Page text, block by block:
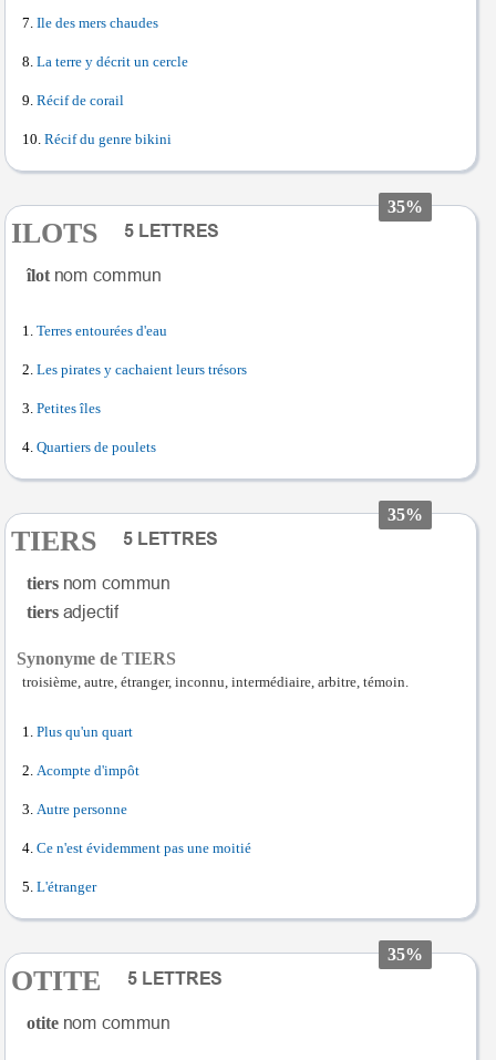
Ile des mers chaudes
La terre y décrit un cercle
Récif de corail
Récif du genre bikini
35%
ILOTS
îlot
Terres entourées d'eau
Les pirates y cachaient leurs trésors
Petites îles
Quartiers de poulets
35%
TIERS
tiers
tiers
Synonyme de TIERS
troisième, autre, étranger, inconnu, intermédiaire, arbitre, témoin.
Plus qu'un quart
Acompte d'impôt
Autre personne
Ce n'est évidemment pas une moitié
L'étranger
35%
OTITE
otite